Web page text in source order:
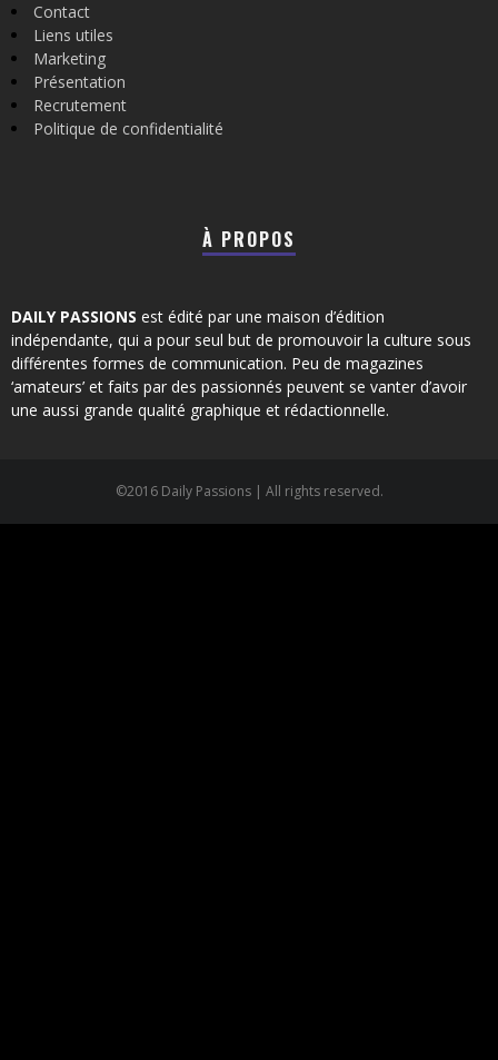
Contact
Liens utiles
Marketing
Présentation
Recrutement
Politique de confidentialité
À PROPOS
DAILY PASSIONS est édité par une maison d’édition
indépendante, qui a pour seul but de promouvoir la culture sous
différentes formes de communication. Peu de magazines
‘amateurs’ et faits par des passionnés peuvent se vanter d’avoir
une aussi grande qualité graphique et rédactionnelle.
©2016 Daily Passions | All rights reserved.